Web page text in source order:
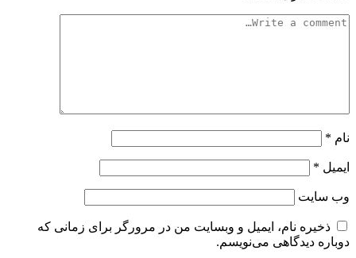
نام *
ایمیل *
وب‌ سایت
ذخیره نام، ایمیل و وبسایت من در مرورگر برای زمانی که
دوباره دیدگاهی می‌نویسم.